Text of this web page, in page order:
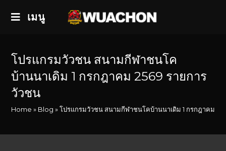
เมนู
โปรแกรมวัวชน สนามกีฬาชนโค
บ้านนาเดิม 1 กรกฎาคม 2569 รายการ
วัวชน
Home » Blog »โปรแกรมวัวชน สนามกีฬาชนโคบ้านนาเดิม 1 กรกฎาคม